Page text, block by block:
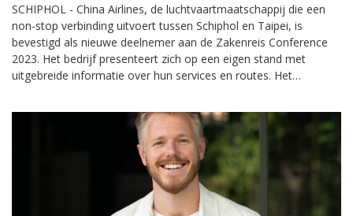
SCHIPHOL - China Airlines, de luchtvaartmaatschappij die een
non-stop verbinding uitvoert tussen Schiphol en Taipei, is
bevestigd als nieuwe deelnemer aan de Zakenreis Conference
2023. Het bedrijf presenteert zich op een eigen stand met
uitgebreide informatie over hun services en routes. Het
georganiseerd in het Van der Valk Hotel A4 bij Schiphol.